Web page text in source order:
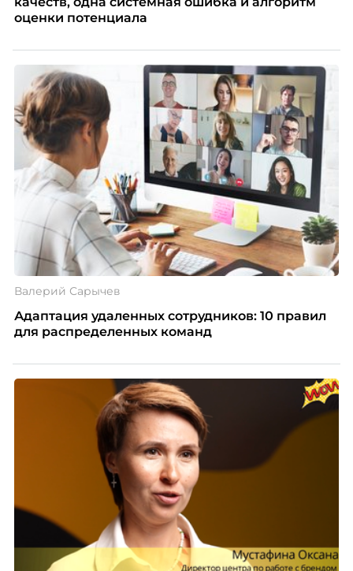
оценки потенциала
Валерий Сарычев
Адаптация удаленных сотрудников: 10 правил
для распределенных команд